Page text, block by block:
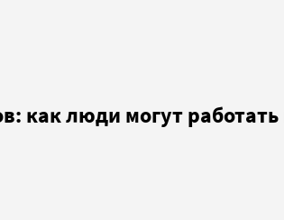
как люди могут